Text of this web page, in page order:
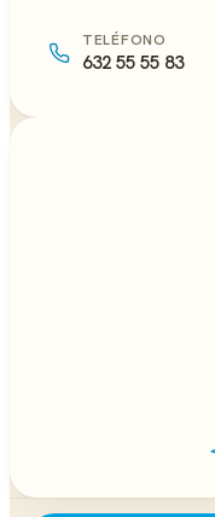
TELÉFONO
632 55 55 83